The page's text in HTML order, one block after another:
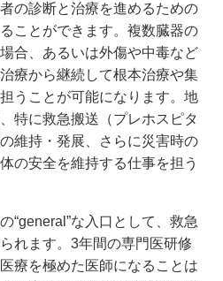
の診断と治療を進めるための
ことができます。複数臓器の
合、あるいは外傷や中毒など
療から継続して根本治療や集
うことが可能になります。地
特に救急搬送（プレホスピタ
維持・発展、さらに災害時の
の安全を維持する仕事を担う
“general”な入口として、救急
れます。3年間の専門医研修
療を極めた医師になることは